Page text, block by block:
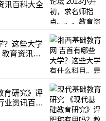
讯百科大全
？这些大学
育资讯网-
育研究》评
业资讯百科